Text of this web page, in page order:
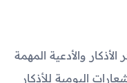
والأدعية المهمة
اليومية للأذكار